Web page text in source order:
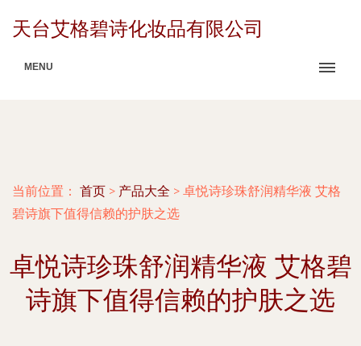
天台艾格碧诗化妆品有限公司
MENU
当前位置： 首页 > 产品大全 > 卓悦诗珍珠舒润精华液 艾格
碧诗旗下值得信赖的护肤之选
卓悦诗珍珠舒润精华液 艾格碧
诗旗下值得信赖的护肤之选